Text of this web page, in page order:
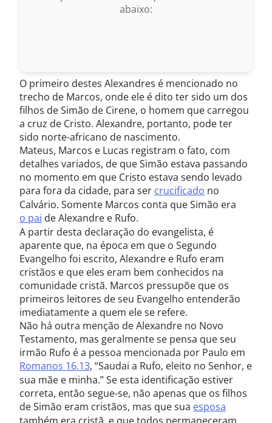
abaixo:
O primeiro destes Alexandres é mencionado no
trecho de Marcos, onde ele é dito ter sido um dos
filhos de Simão de Cirene, o homem que carregou
a cruz de Cristo. Alexandre, portanto, pode ter
sido norte-africano de nascimento.
Mateus, Marcos e Lucas registram o fato, com
detalhes variados, de que Simão estava passando
no momento em que Cristo estava sendo levado
para fora da cidade, para ser crucificado no
Calvário. Somente Marcos conta que Simão era
o pai de Alexandre e Rufo.
A partir desta declaração do evangelista, é
aparente que, na época em que o Segundo
Evangelho foi escrito, Alexandre e Rufo eram
cristãos e que eles eram bem conhecidos na
comunidade cristã. Marcos pressupõe que os
primeiros leitores de seu Evangelho entenderão
imediatamente a quem ele se refere.
Não há outra menção de Alexandre no Novo
Testamento, mas geralmente se pensa que seu
irmão Rufo é a pessoa mencionada por Paulo em
Romanos 16.13, “Saudai a Rufo, eleito no Senhor, e
sua mãe e minha.” Se esta identificação estiver
correta, então segue-se, não apenas que os filhos
de Simão eram cristãos, mas que sua esposa